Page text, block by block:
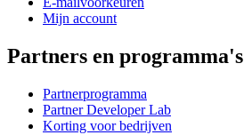
Mijn account
Partners en programma's
Partnerprogramma
Partner Developer Lab
Korting voor bedrijven